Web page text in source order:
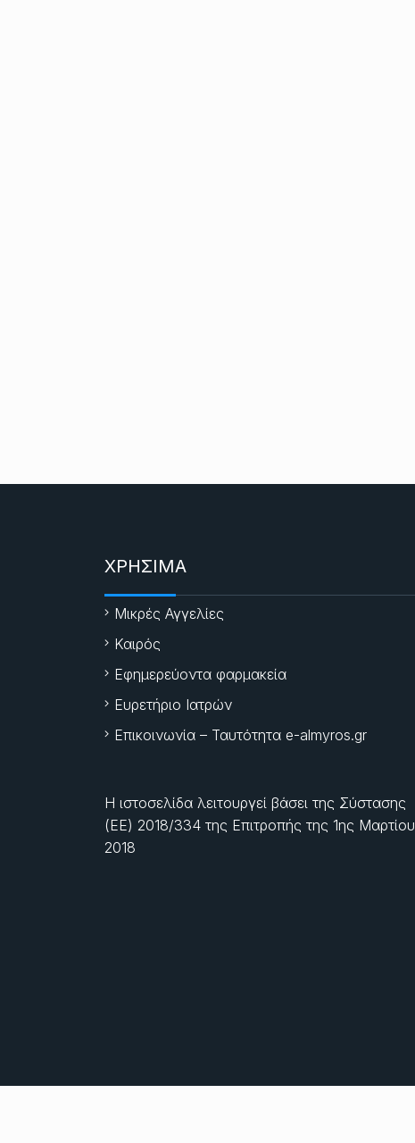
ΧΡΗΣΙΜΑ
Μικρές Αγγελίες
Καιρός
Εφημερεύοντα φαρμακεία
Ευρετήριο Ιατρών
Επικοινωνία – Ταυτότητα e-almyros.gr
Η ιστοσελίδα λειτουργεί βάσει της Σύστασης
(ΕΕ) 2018/334 της Επιτροπής της 1ης Μαρτίου
2018